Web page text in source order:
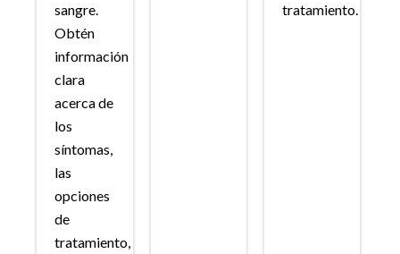
sangre.
Obtén
información
clara
acerca de
los
síntomas,
las
opciones
de
tratamiento,
tratamiento.